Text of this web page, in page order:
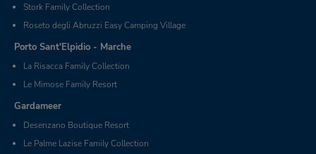
Stork Family Collection
Roseto degli Abruzzi Easy Camping Village
Porto Sant'Elpidio - Marche
La Risacca Family Collection
Le Mimose Family Resort
Gardameer
Desenzano Boutique Resort
Le Palme Lazise Family Collection